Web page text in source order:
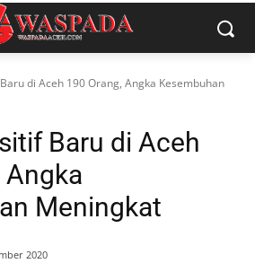
di Aceh 190 Orang, Angka Kesembuhan
Baru di Aceh
Angka
Meningkat
2020